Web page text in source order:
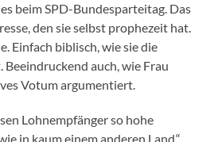
beim SPD-Bundesparteitag. Das
den sie selbst prophezeit hat.
Einfach biblisch, wie sie die
Beeindruckend auch, wie Frau
Votum argumentiert.
Lohnempfänger so hohe
in kaum einem anderen Land.“